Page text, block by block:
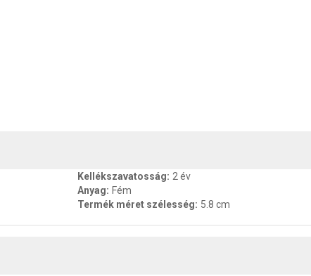
Kellékszavatosság: 2 év
Anyag: Fém
Termék méret szélesség: 5.8 cm